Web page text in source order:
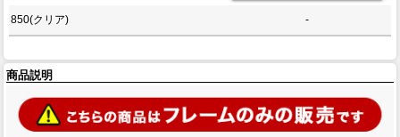
850(クリア) -
商品説明